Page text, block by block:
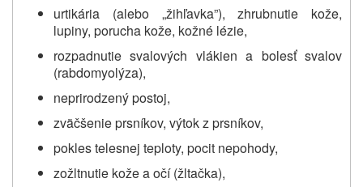
urtikária (alebo „žihľavka”), zhrubnutie kože,
lupiny, porucha kože, kožné lézie,
rozpadnutie svalových vlákien a bolesť svalov
(rabdomyolýza),
neprirodzený postoj,
zväčšenie prsníkov, výtok z prsníkov,
pokles telesnej teploty, pocit nepohody,
zožltnutie kože a očí (žltačka),